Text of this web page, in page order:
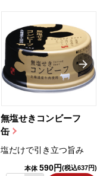
無塩せきコンビーフ
缶
塩だけで引き立つ旨み
本体 590円(税込637円)